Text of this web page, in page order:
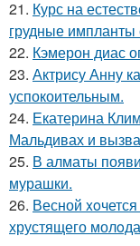
21. Курс на
грудные импланты
22. Кэмерон диас
23. Актрису Анну
успокоительным.
24. Екатерина
Мальдивах и
25. В алматы
мурашки.
26. Весной xoчется
хрустящего